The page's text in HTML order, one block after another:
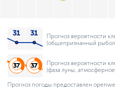
Прогноз вероятности
(общепризнанный
Прогноз вероятности
(фаза луны,
Прогноз погоды предоставлен